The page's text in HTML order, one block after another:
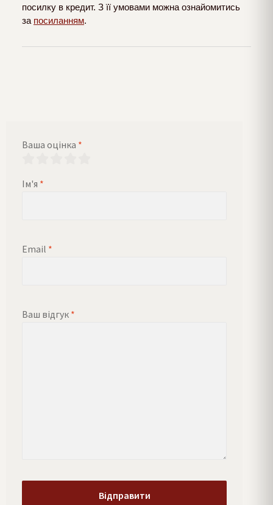
посилку в кредит. З її умовами можна ознайомитись
за посиланням.
Ваша оцінка *
Ім'я *
Email *
Ваш відгук *